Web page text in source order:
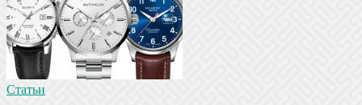
Статьи